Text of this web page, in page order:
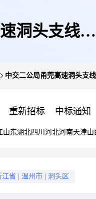
洞头支线第
中交二公局甬莞高速洞头支
重新招标 中标通知
山东湖北四川 河北河南天津山
江省 温州市 洞头区